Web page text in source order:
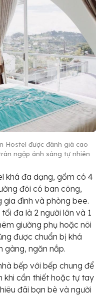
Hostel được đánh giá cao
ngập ánh sáng tự nhiên
khá đa dạng, gồm có 4
đôi có ban công,
gia đình và phòng bee.
đa là 2 người lớn và 1
giường phụ hoặc nôi
được chuẩn bị khá
gàng, ngăn nắp.
bếp với bếp chung để
khi cần thiết hoặc tự tay
đãi bạn bè và người